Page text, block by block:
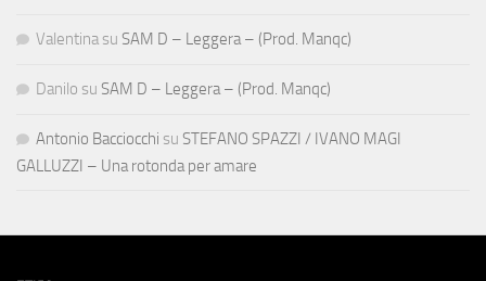
Valentina su SAM D – Leggera – (Prod. Manqc)
Danilo su SAM D – Leggera – (Prod. Manqc)
Antonio Bacciocchi su STEFANO SPAZZI / IVANO MAGI
GALLUZZI – Una rotonda per amare